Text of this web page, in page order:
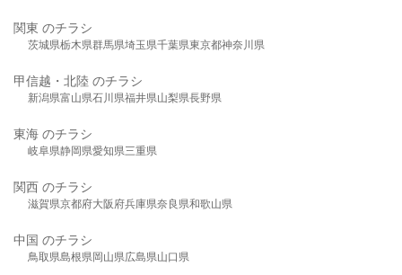
関東 のチラシ
茨城県栃木県群馬県埼玉県千葉県東京都神奈川県
甲信越・北陸 のチラシ
新潟県富山県石川県福井県山梨県長野県
東海 のチラシ
岐阜県静岡県愛知県三重県
関西 のチラシ
滋賀県京都府大阪府兵庫県奈良県和歌山県
中国 のチラシ
鳥取県島根県岡山県広島県山口県